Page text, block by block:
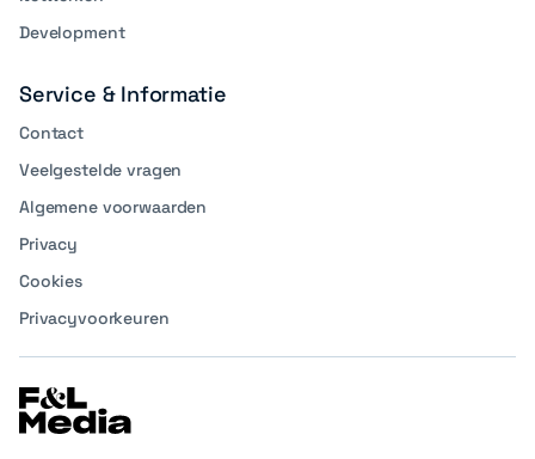
Development
Service & Informatie
Contact
Veelgestelde vragen
Algemene voorwaarden
Privacy
Cookies
Privacyvoorkeuren